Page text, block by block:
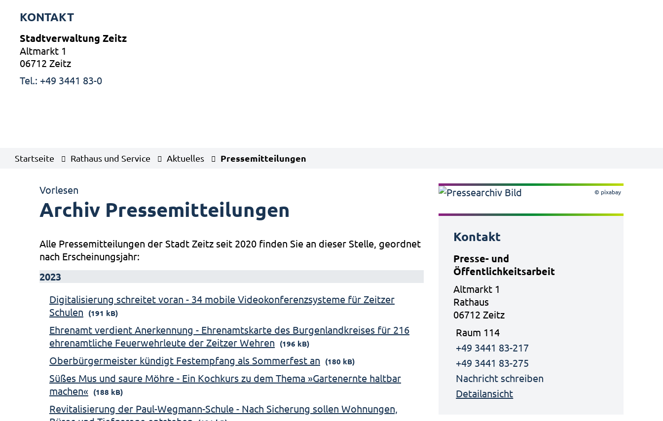
KONTAKT
Stadtverwaltung Zeitz
Altmarkt 1
06712 Zeitz
Tel.: +49 3441 83-0
Startseite Rathaus und Service Aktuelles Pressemitteilungen
Vorlesen
Archiv Pressemitteilungen
Alle Pressemitteilungen der Stadt Zeitz seit 2020 finden Sie an dieser Stelle, geordnet
nach Erscheinungsjahr:
2023
Digitalisierung schreitet voran - 34 mobile Videokonferenzsysteme für Zeitzer
Schulen (191 kB)
Ehrenamt verdient Anerkennung - Ehrenamtskarte des Burgenlandkreises für 216
ehrenamtliche Feuerwehrleute der Zeitzer Wehren (196 kB)
Oberbürgermeister kündigt Festempfang als Sommerfest an (180 kB)
Süßes Mus und saure Möhre - Ein Kochkurs zu dem Thema »Gartenernte haltbar
machen« (188 kB)
Revitalisierung der Paul-Wegmann-Schule - Nach Sicherung sollen Wohnungen,
© pixabay
Kontakt
Presse- und
Öffentlichkeitsarbeit
Altmarkt 1
Rathaus
06712 Zeitz
Raum 114
+49 3441 83-217
+49 3441 83-275
Nachricht schreiben
Detailansicht